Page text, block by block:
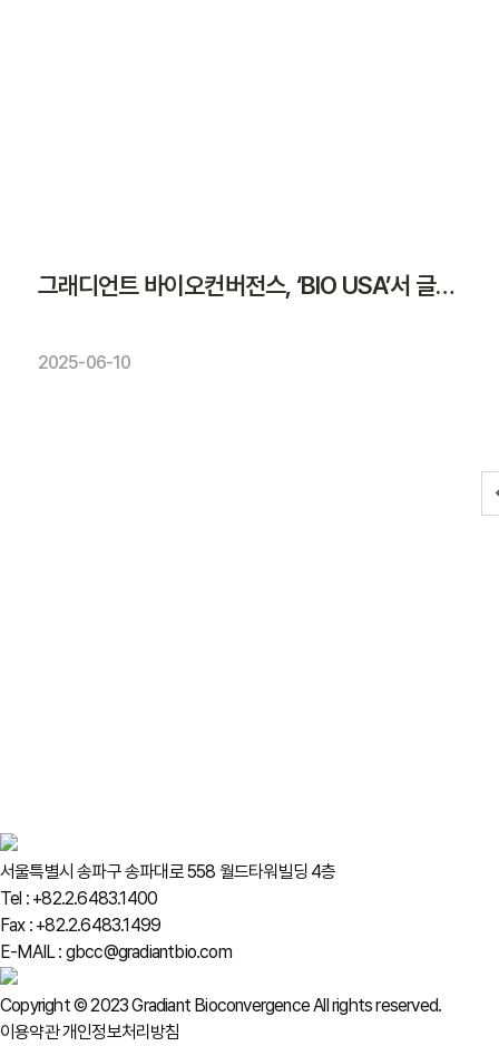
그래디언트 바이오컨버전스, ‘BIO USA’서 글로벌 파트너링 모색
2025-06-10
서울특별시 송파구 송파대로 558 월드타워빌딩 4층
Tel : +82.2.6483.1400
Fax : +82.2.6483.1499
E-MAIL : gbcc@gradiantbio.com
Copyright © 2023 Gradiant Bioconvergence All rights reserved.
이용약관개인정보처리방침